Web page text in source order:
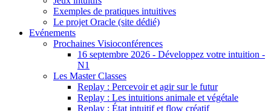
Exemples de pratiques intuitives
Le projet Oracle (site dédié)
Evénements
Prochaines Visioconférences
16 septembre 2026 - Développez votre intuition -
N1
Les Master Classes
Replay : Percevoir et agir sur le futur
Replay : Les intuitions animale et végétale
Replay : État intuitif et flow créatif